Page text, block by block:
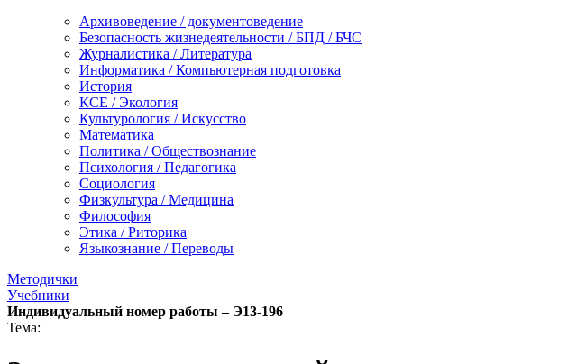
Архивоведение / документоведение
Безопасность жизнедеятельности / БПД / БЧС
Журналистика / Литература
Информатика / Компьютерная подготовка
История
КСЕ / Экология
Культурология / Искусство
Математика
Политика / Обществознание
Психология / Педагогика
Социология
Физкультура / Медицина
Философия
Этика / Риторика
Языкознание / Переводы
Методички
Учебники
Индивидуальный номер работы – Э13-196
Тема: